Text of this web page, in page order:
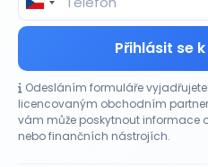
Přihlásit se
Odesláním formuláře
licencovaným obchodním
vám může poskytnout informace
nebo finančních nástrojích.
CO HÝBE TRHEM
Akcie Micron klesají, ale
paměťových čipů unikly